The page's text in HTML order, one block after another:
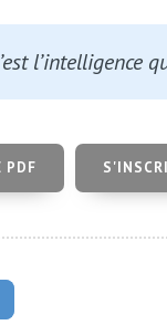
l’intelligence
PDF